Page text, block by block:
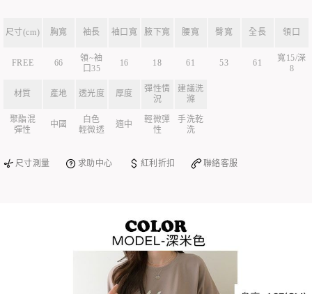
尺寸(cm) 胸寬 袖長 袖口寬 腋下寬 腰寬 臀寬 全長 領口
FREE 66
領~袖
口35
16 18 61 53 61
寬15/深
8
材質 產地 透光度 厚度
彈性情
況
建議洗
滌
聚酯混
彈性
中國
白色
輕微透
適中
輕微彈
性
手洗乾
洗
尺寸測量 求助中心 紅利折扣 聯絡客服